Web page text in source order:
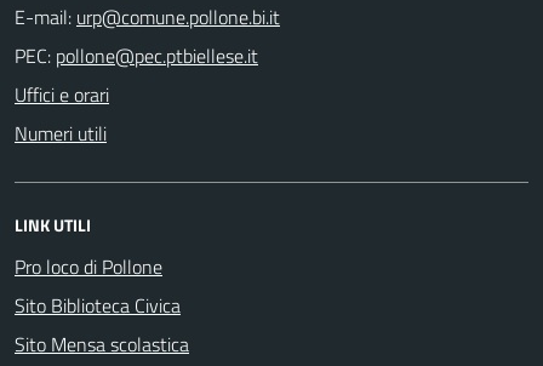
E-mail:
PEC:
Uffici e orari
Numeri utili
LINK UTILI
Pro loco di Pollone
Sito Biblioteca Civica
Sito Mensa scolastica